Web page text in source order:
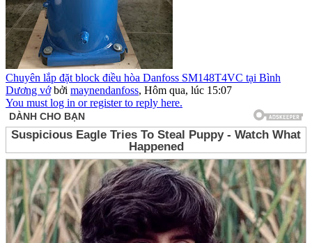
Chuyên lắp đặt block điều hòa Danfoss SM148T4VC tại Bình
Dương vớ bởi maynendanfoss, Hôm qua, lúc 15:07
You must log in or register to reply here.